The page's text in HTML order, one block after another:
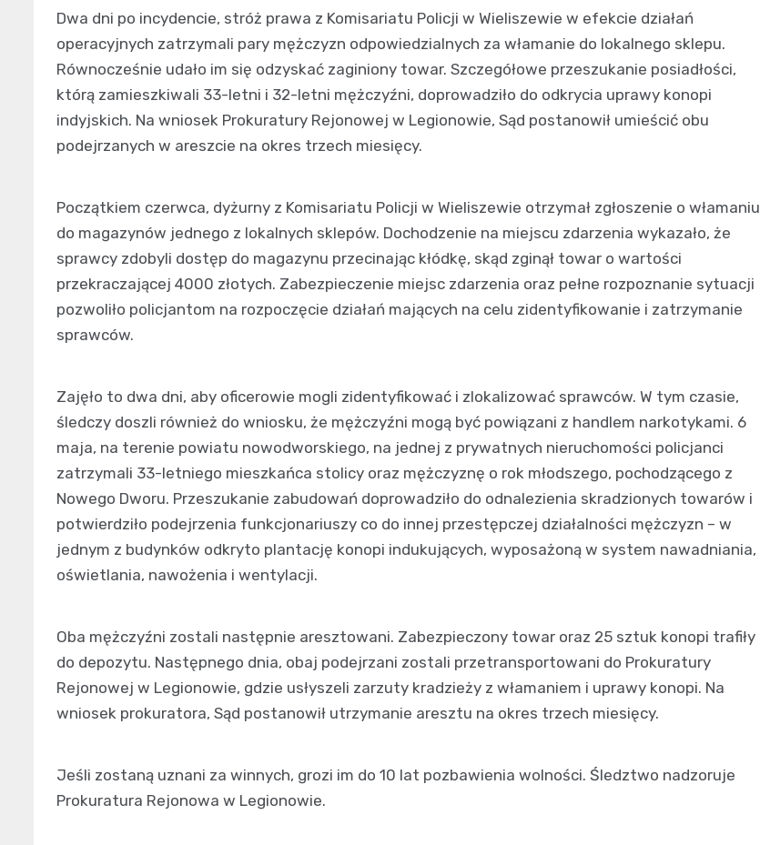
Dwa dni po incydencie, stróż prawa z Komisariatu Policji w Wieliszewie w efekcie działań
operacyjnych zatrzymali pary mężczyzn odpowiedzialnych za włamanie do lokalnego sklepu.
Równocześnie udało im się odzyskać zaginiony towar. Szczegółowe przeszukanie posiadłości,
którą zamieszkiwali 33-letni i 32-letni mężczyźni, doprowadziło do odkrycia uprawy konopi
indyjskich. Na wniosek Prokuratury Rejonowej w Legionowie, Sąd postanowił umieścić obu
podejrzanych w areszcie na okres trzech miesięcy.
Początkiem czerwca, dyżurny z Komisariatu Policji w Wieliszewie otrzymał zgłoszenie o włamaniu
do magazynów jednego z lokalnych sklepów. Dochodzenie na miejscu zdarzenia wykazało, że
sprawcy zdobyli dostęp do magazynu przecinając kłódkę, skąd zginął towar o wartości
przekraczającej 4000 złotych. Zabezpieczenie miejsc zdarzenia oraz pełne rozpoznanie sytuacji
pozwoliło policjantom na rozpoczęcie działań mających na celu zidentyfikowanie i zatrzymanie
sprawców.
Zajęło to dwa dni, aby oficerowie mogli zidentyfikować i zlokalizować sprawców. W tym czasie,
śledczy doszli również do wniosku, że mężczyźni mogą być powiązani z handlem narkotykami. 6
maja, na terenie powiatu nowodworskiego, na jednej z prywatnych nieruchomości policjanci
zatrzymali 33-letniego mieszkańca stolicy oraz mężczyznę o rok młodszego, pochodzącego z
Nowego Dworu. Przeszukanie zabudowań doprowadziło do odnalezienia skradzionych towarów i
potwierdziło podejrzenia funkcjonariuszy co do innej przestępczej działalności mężczyzn – w
jednym z budynków odkryto plantację konopi indukujących, wyposażoną w system nawadniania,
oświetlania, nawożenia i wentylacji.
Oba mężczyźni zostali następnie aresztowani. Zabezpieczony towar oraz 25 sztuk konopi trafiły
do depozytu. Następnego dnia, obaj podejrzani zostali przetransportowani do Prokuratury
Rejonowej w Legionowie, gdzie usłyszeli zarzuty kradzieży z włamaniem i uprawy konopi. Na
wniosek prokuratora, Sąd postanowił utrzymanie aresztu na okres trzech miesięcy.
Jeśli zostaną uznani za winnych, grozi im do 10 lat pozbawienia wolności. Śledztwo nadzoruje
Prokuratura Rejonowa w Legionowie.